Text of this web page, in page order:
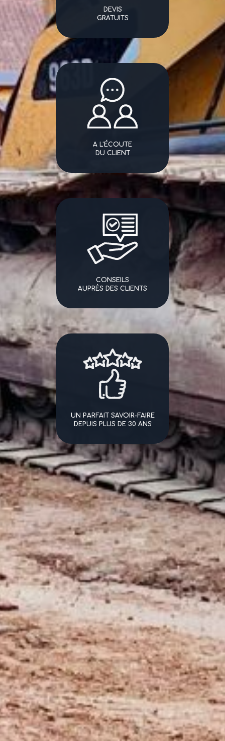
DEVIS
GRATUITS
A L'ÉCOUTE
DU CLIENT
CONSEILS
AUPRÈS DES CLIENTS
UN PARFAIT SAVOIR-FAIRE
DEPUIS PLUS DE 30 ANS